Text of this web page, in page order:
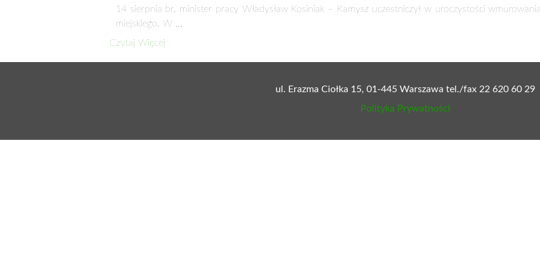
14 sierpnia br. minister pracy Władysław Kosiniak – Kamysz uczestniczył w uroczystości
miejskiego. W …
Czytaj Więcej
ul. Erazma Ciołka 15, 01-445 Warszawa tel./fax 22 620 60 29
Polityka Prywatności